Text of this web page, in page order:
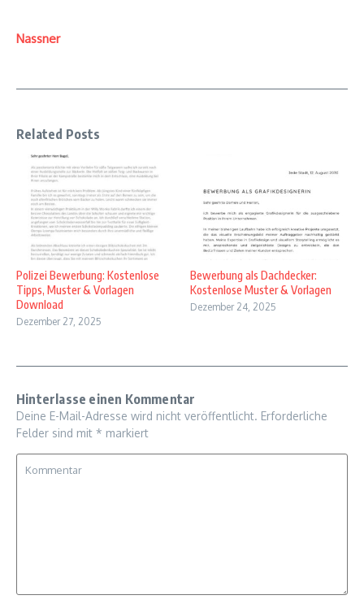
Nassner
Related Posts
Polizei Bewerbung: Kostenlose
Tipps, Muster & Vorlagen
Download
Dezember 27, 2025
Bewerbung als Dachdecker:
Kostenlose Muster & Vorlagen
Dezember 24, 2025
Hinterlasse einen Kommentar
Deine E-Mail-Adresse wird nicht veröffentlicht. Erforderliche
Felder sind mit * markiert